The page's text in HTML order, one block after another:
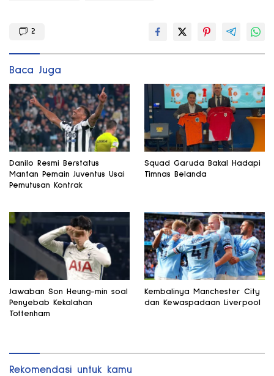
2
Baca Juga
Danilo Resmi Berstatus
Mantan Pemain Juventus Usai
Pemutusan Kontrak
Squad Garuda Bakal Hadapi
Timnas Belanda
Jawaban Son Heung-min soal
Penyebab Kekalahan
Tottenham
Kembalinya Manchester City
dan Kewaspadaan Liverpool
Rekomendasi untuk kamu